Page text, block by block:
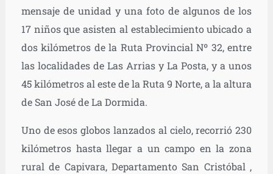
mensaje de unidad y una foto de algunos de los
17 niños que asisten al establecimiento ubicado a
dos kilómetros de la Ruta Provincial Nº 32, entre
las localidades de Las Arrias y La Posta, y a unos
45 kilómetros al este de la Ruta 9 Norte, a la altura
de San José de La Dormida.
Uno de esos globos lanzados al cielo, recorrió 230
kilómetros hasta llegar a un campo en la zona
rural de Capivara, Departamento San Cristóbal ,